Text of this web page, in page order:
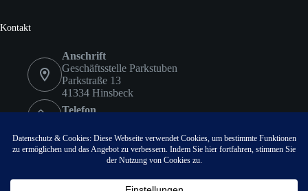
Kontakt
Anschrift
Geschäftsstelle Parkstuben
Parkstraße 13
41334 Hinsbeck
Telefon
Fax
02153 9578418
Email: